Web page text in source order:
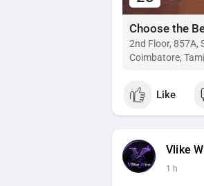
2nd Floor, 857A,
Coimbatore,
Like
Vlike
1 h